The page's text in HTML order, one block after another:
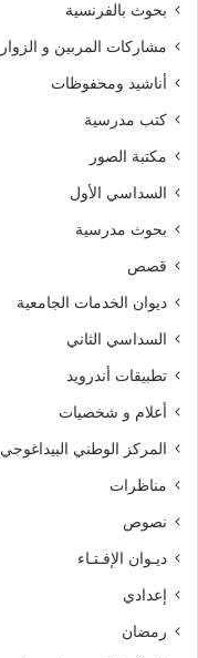
بحوث بالفرنسية
مشاركات المربين و الزوار
أناشيد ومحفوظات
كتب مدرسية
مكتبة الصور
السداسي الأول
بحوث مدرسية
قصص
ديوان الخدمات الجامعية
السداسي الثاني
تطبيقات أندرويد
أعلام و شخصيات
المركز الوطني البيداغوجي
مناظرات
نصوص
ديـوان الإفـتـاء
إعدادي
رمضان